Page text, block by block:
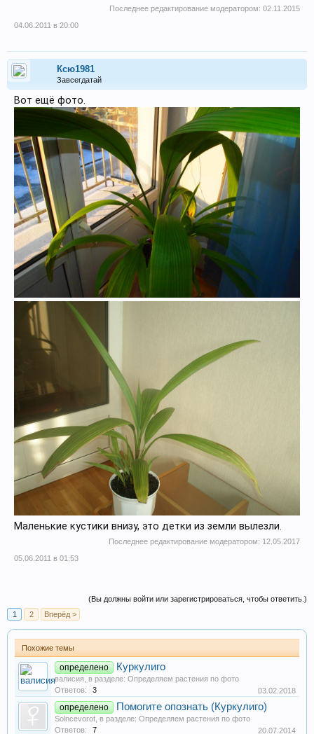
Последнее редактирование модератором: 02.11.2015
04.06.2011 в 20:00
Ксю1981
Завсегдатай
Вот ещё фото.
Маленькие кустики внизу, это детки из земли вылезли.
Последнее редактирование модератором: 12.05.2017
05.06.2011 в 01:53
(Вы должны войти или зарегистрироваться, чтобы ответить.)
1
2 Вперёд >
Похожие темы
определено Куркулиго
валисия , в разделе: Определяем растения по фото
Ответов:
3 03.02.2018
определено Помогите опознать (Куркулиго)
Solncevorot , в разделе: Определяем растения по фото
Ответов:
7 20.07.2014